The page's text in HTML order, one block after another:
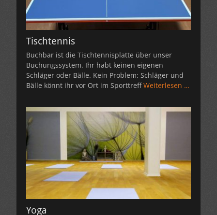
Tischtennis
Buchbar ist die Tischtennisplatte über unser
Buchungssystem. Ihr habt keinen eigenen
Schläger oder Bälle. Kein Problem: Schläger und
Bälle könnt ihr vor Ort im SporttreffWeiterlesen …
Yoga